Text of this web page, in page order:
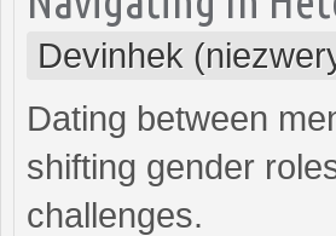
Devinhek
Dating between
shifting gender
challenges.